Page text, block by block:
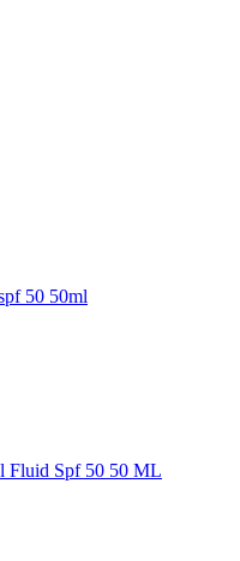
50 50ml
Fluid Spf 50 50 ML